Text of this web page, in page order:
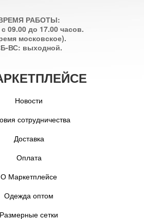
РАБОТЫ:
09.00 до 17.00 часов.
московское).
ВС: выходной.
Новости
сотрудничества
Доставка
Оплата
О Маркетплейсе
Одежда оптом
Размерные сетки